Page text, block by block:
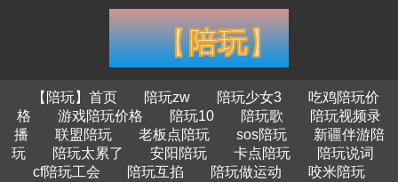
【陪玩】首页 陪玩zw 陪玩少女3
吃鸡陪玩价
格
游戏陪玩价格 陪玩10 陪玩歌
陪玩视频录
播
联盟陪玩 老板点陪玩 sos陪玩
新疆伴游陪
玩
陪玩太累了 安阳陪玩 卡点陪玩
陪玩说词
cf陪玩工会
陪玩互掐 陪玩做运动
咬米陪玩